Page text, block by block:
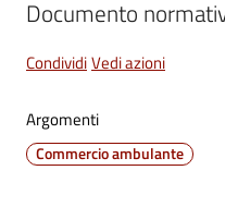
C
o
Documento
CondividiVedi azioni
Argomenti
Commercio ambulante